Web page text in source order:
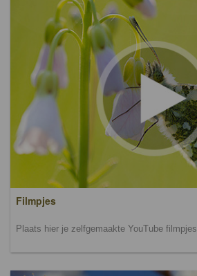
Filmpjes
Plaats hier je zelfgemaakte YouTube filmpjes